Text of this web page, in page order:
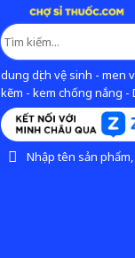
dung dịch vệ sinh - men
kẽm - kem chống nắng -
Nhập tên sản